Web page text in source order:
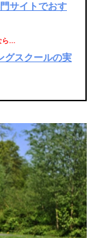
サイトでおす
ら…
グスクールの実